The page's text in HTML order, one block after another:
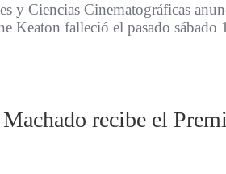
y Ciencias Cinematográficas
Keaton falleció el pasado sábado
recibe el